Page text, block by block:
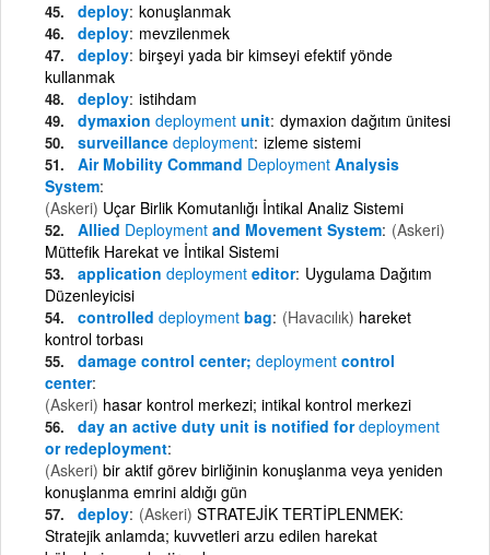
deploy konuşlanmak
deploy mevzilenmek
deploy birşeyi yada bir kimseyi efektif yönde
kullanmak
deploy istihdam
dymaxion deployment unit dymaxion dağıtım ünitesi
surveillance deployment izleme sistemi
Air Mobility Command Deployment Analysis
System
(Askeri) Uçar Birlik Komutanlığı İntikal Analiz Sistemi
Allied Deployment and Movement System (Askeri)
Müttefik Harekat ve İntikal Sistemi
application deployment editor Uygulama Dağıtım
Düzenleyicisi
controlled deployment bag (Havacılık) hareket
kontrol torbası
damage control center; deployment control
center
(Askeri) hasar kontrol merkezi; intikal kontrol merkezi
day an active duty unit is notified fordeployment
or redeployment
(Askeri) bir aktif görev birliğinin konuşlanma veya yeniden
konuşlanma emrini aldığı gün
deploy (Askeri) STRATEJİK TERTİPLENMEK:
Stratejik anlamda; kuvvetleri arzu edilen harekat